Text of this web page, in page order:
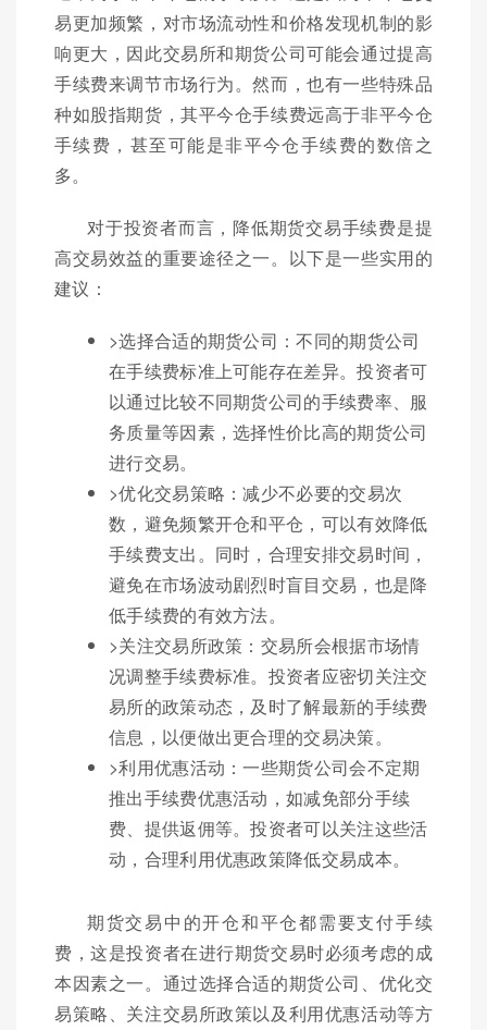
易更加频繁，对市场流动性和价格发现机制的影
响更大，因此交易所和期货公司可能会通过提高
手续费来调节市场行为。然而，也有一些特殊品
种如股指期货，其平今仓手续费远高于非平今仓
手续费，甚至可能是非平今仓手续费的数倍之
多。
对于投资者而言，降低期货交易手续费是提
高交易效益的重要途径之一。以下是一些实用的
建议：
>选择合适的期货公司：不同的期货公司
在手续费标准上可能存在差异。投资者可
以通过比较不同期货公司的手续费率、服
务质量等因素，选择性价比高的期货公司
进行交易。
>优化交易策略：减少不必要的交易次
数，避免频繁开仓和平仓，可以有效降低
手续费支出。同时，合理安排交易时间，
避免在市场波动剧烈时盲目交易，也是降
低手续费的有效方法。
>关注交易所政策：交易所会根据市场情
况调整手续费标准。投资者应密切关注交
易所的政策动态，及时了解最新的手续费
信息，以便做出更合理的交易决策。
>利用优惠活动：一些期货公司会不定期
推出手续费优惠活动，如减免部分手续
费、提供返佣等。投资者可以关注这些活
动，合理利用优惠政策降低交易成本。
期货交易中的开仓和平仓都需要支付手续
费，这是投资者在进行期货交易时必须考虑的成
本因素之一。通过选择合适的期货公司、优化交
易策略、关注交易所政策以及利用优惠活动等方